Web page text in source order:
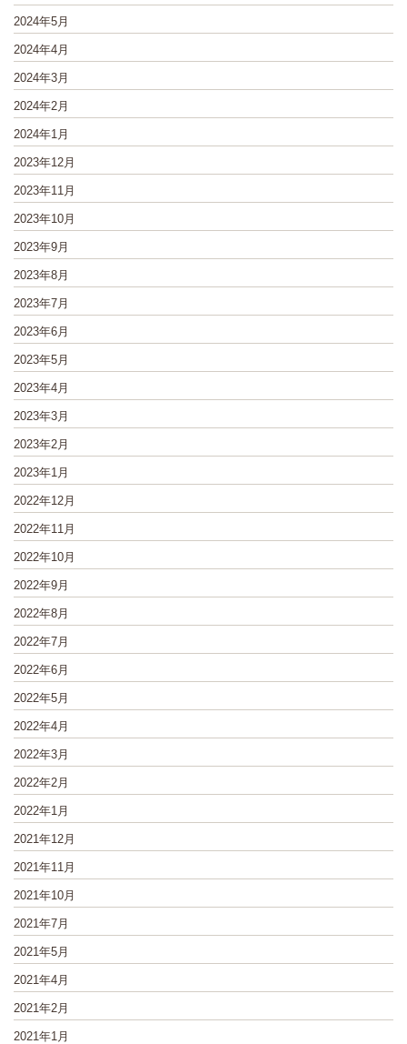
2024年5月
2024年4月
2024年3月
2024年2月
2024年1月
2023年12月
2023年11月
2023年10月
2023年9月
2023年8月
2023年7月
2023年6月
2023年5月
2023年4月
2023年3月
2023年2月
2023年1月
2022年12月
2022年11月
2022年10月
2022年9月
2022年8月
2022年7月
2022年6月
2022年5月
2022年4月
2022年3月
2022年2月
2022年1月
2021年12月
2021年11月
2021年10月
2021年7月
2021年5月
2021年4月
2021年2月
2021年1月